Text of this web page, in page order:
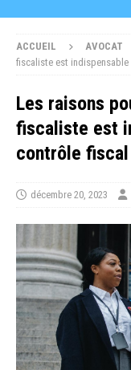
ACCUEIL AVOCAT
fiscaliste est indispensable
Les raisons
fiscaliste est
contrôle fiscal
décembre 20, 2023